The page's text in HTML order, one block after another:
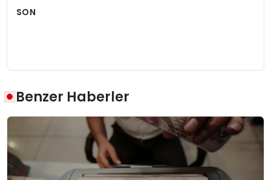
SON
Benzer Haberler